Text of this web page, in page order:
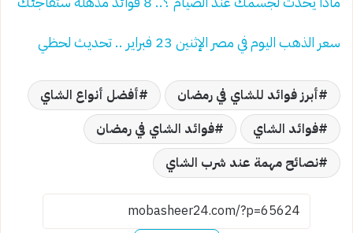
سعر الذهب اليوم في مصر الإثنين 23 فبراير .. تحديث لحظي
أبرز فوائد للشاي في رمضان
أفضل أنواع الشاي
فوائد الشاي
فوائد الشاي في رمضان
نصائح مهمة عند شرب الشاي